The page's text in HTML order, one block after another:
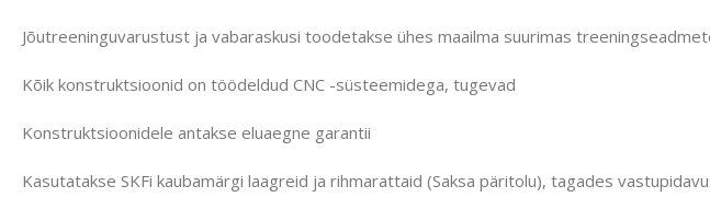
Jõutreeninguvarustust ja vabaraskusi toodetakse ühes maailma suurimas
Kõik konstruktsioonid on töödeldud CNC -süsteemidega, tugevad
Konstruktsioonidele antakse eluaegne garantii
Kasutatakse SKFi kaubamärgi laagreid ja rihmarattaid (Saksa päritolu), tagades